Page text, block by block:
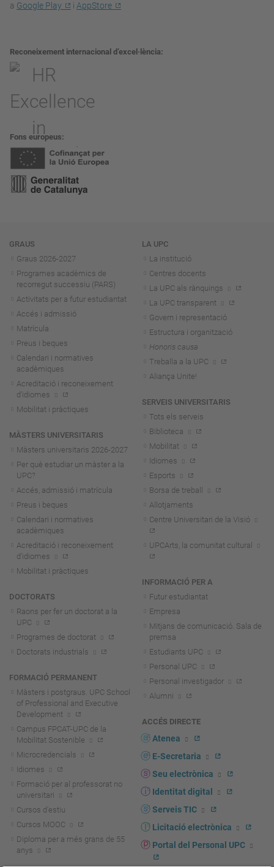
a Google Play i AppStore
Reconeixement internacional d’excel·lència
Fons europeus
Navegació
GRAUS
Graus 2026-2027
Programes acadèmics de
recorregut successiu (PARS)
Activitats per a futur estudiantat
Accés i admissió
Matrícula
Preus i beques
Calendari i normatives
acadèmiques
Acreditació i reconeixement
d'idiomes
Mobilitat i pràctiques
MÀSTERS UNIVERSITARIS
Màsters universitaris 2026-2027
Per què estudiar un màster a la
UPC?
Accés, admissió i matrícula
Preus i beques
Calendari i normatives
acadèmiques
Acreditació i reconeixement
d'idiomes
Mobilitat i pràctiques
DOCTORATS
Raons per fer un doctorat a la
UPC
Programes de doctorat
Doctorats industrials
FORMACIÓ PERMANENT
Màsters i postgraus. UPC School
of Professional and Executive
Development
Campus FPCAT-UPC de la
Mobilitat Sostenible
Microcredencials
Idiomes
Formació per al professorat no
universitari
Cursos d'estiu
Cursos MOOC
Diploma per a més grans de 55
anys
LA UPC
La institució
Centres docents
La UPC als rànquings
La UPC transparent
Govern i representació
Estructura i organització
Honoris causa
Treballa a la UPC
Aliança Unite!
SERVEIS UNIVERSITARIS
Tots els serveis
Biblioteca
Mobilitat
Idiomes
Esports
Borsa de treball
Allotjaments
Centre Universitari de la Visió
UPCArts, la comunitat cultural
INFORMACIÓ PER A
Futur estudiantat
Empresa
Mitjans de comunicació. Sala de
premsa
Estudiants UPC
Personal UPC
Personal investigador
Alumni
ACCÉS DIRECTE
Atenea
E-Secretaria
Seu electrònica
Identitat digital
Serveis TIC
Licitació electrònica
Portal del Personal UPC